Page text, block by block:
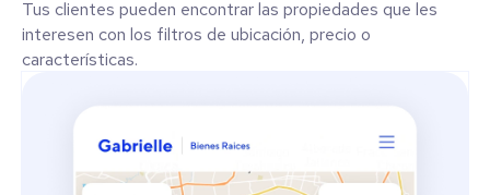
Tus clientes pueden encontrar las propiedades que les
interesen con los filtros de ubicación, precio o
características.